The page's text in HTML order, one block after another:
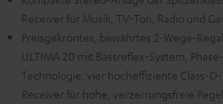
Receiver für Musik, TV-Ton, Radio und
Preisgekröntes, bewährtes 2-Wege-
ULTIMA 20 mit Bassreflex-System,
Technologie, vier hocheffiziente Class-
Receiver für hohe, verzerrungsfreie Pegel